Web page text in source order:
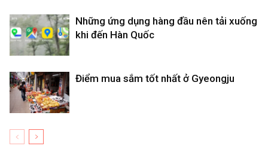
Những ứng dụng hàng đầu nên tải xuống
khi đến Hàn Quốc
Điểm mua sắm tốt nhất ở Gyeongju